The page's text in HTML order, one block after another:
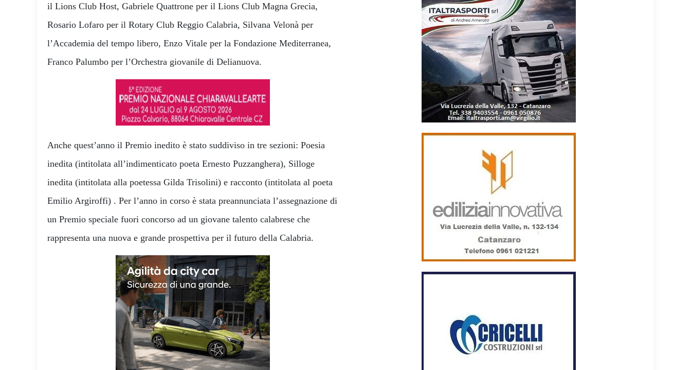
il Lions Club Host, Gabriele Quattrone per il Lions Club Magna Grecia,
Rosario Lofaro per il Rotary Club Reggio Calabria, Silvana Velonà per
l’Accademia del tempo libero, Enzo Vitale per la Fondazione Mediterranea,
Franco Palumbo per l’Orchestra giovanile di Delianuova.
Anche quest’anno il Premio inedito è stato suddiviso in tre sezioni: Poesia
inedita (intitolata all’indimenticato poeta Ernesto Puzzanghera), Silloge
inedita (intitolata alla poetessa Gilda Trisolini) e racconto (intitolata al poeta
Emilio Argiroffi) . Per l’anno in corso è stata preannunciata l’assegnazione di
un Premio speciale fuori concorso ad un giovane talento calabrese che
rappresenta una nuova e grande prospettiva per il futuro della Calabria.